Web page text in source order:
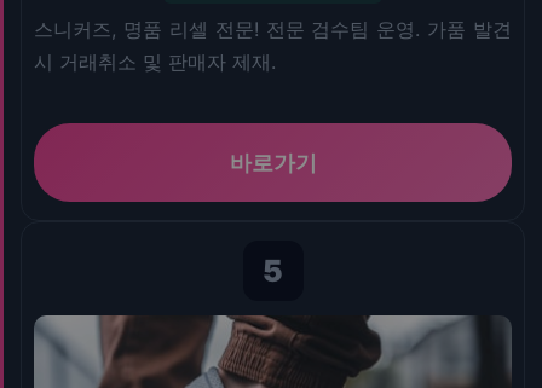
스니커즈, 명품 리셀 전문! 전문 검수팀 운영. 가품 발견
시 거래취소 및 판매자 제재.
바로가기
5